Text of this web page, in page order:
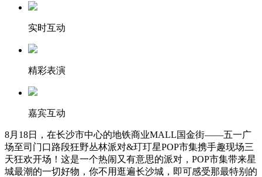
实时互动
精彩表演
嘉宾互动
8月18日，在长沙市中心的地铁商业MALL国金街——五一广
场至司门口路段狂野丛林派对&玎玎星POP市集携手趣现场三
天狂欢开场！这是一个热闹又有意思的派对，POP市集带来星
城最潮的一切好物，你不用逛遍长沙城，即可感受那最特别的